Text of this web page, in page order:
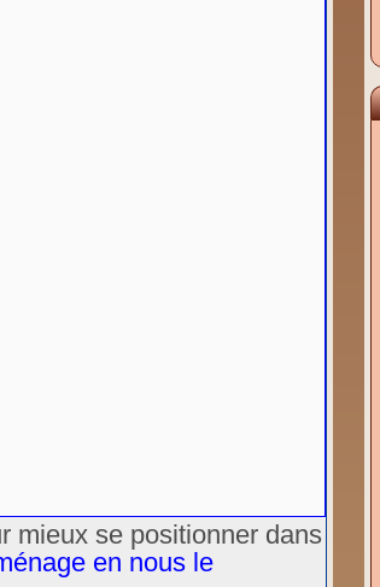
mieux se positionner dans
en nous le